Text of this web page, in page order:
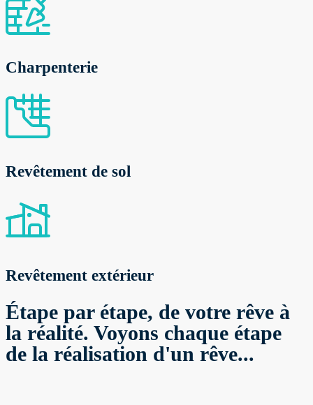
Charpenterie
Revêtement de sol
Revêtement extérieur
Étape par étape, de votre rêve à
la réalité. Voyons chaque étape
de la réalisation d'un rêve...